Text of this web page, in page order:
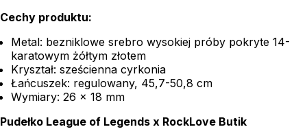
Cechy produktu:
Metal: bezniklowe srebro wysokiej próby pokryte 14-
karatowym żółtym złotem
Kryształ: sześcienna cyrkonia
Łańcuszek: regulowany, 45,7-50,8 cm
Wymiary: 26 x 18 mm
Pudełko League of Legends x RockLove Butik